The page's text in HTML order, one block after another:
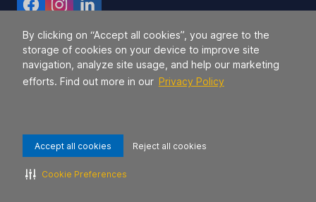
By clicking on “Accept all cookies”, you agree to the
storage of cookies on your device to improve site
navigation, analyze site usage, and help our marketing
efforts. Find out more in our Privacy Policy
Accept all cookies Reject all cookies
Cookie Preferences
Responsável Técnico:Dra. Luci Mara Barbiero – CRM 120.433/SP
2026 TODOS OS DIREITOS RESERVADOS.